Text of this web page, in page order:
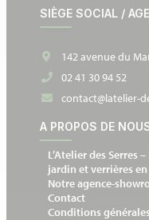
SIÈGE SOCIAL /
142 avenue du
02 41 30 94 52
contact@latelier-
A PROPOS DE
L’Atelier des Serres
jardin et verrières en
Notre agence-
Contact
Conditions